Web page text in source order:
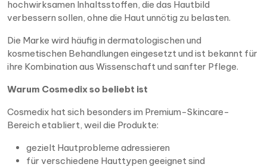
hochwirksamen Inhaltsstoffen, die das Hautbild
verbessern sollen, ohne die Haut unnötig zu belasten.
Die Marke wird häufig in dermatologischen und
kosmetischen Behandlungen eingesetzt und ist bekannt für
ihre Kombination aus Wissenschaft und sanfter Pflege.
Warum Cosmedix so beliebt ist
Cosmedix hat sich besonders im Premium-Skincare-
Bereich etabliert, weil die Produkte:
gezielt Hautprobleme adressieren
für verschiedene Hauttypen geeignet sind